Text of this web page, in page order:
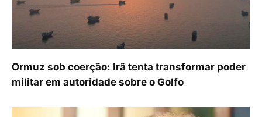
Ormuz sob coerção: Irã tenta transformar poder
militar em autoridade sobre o Golfo